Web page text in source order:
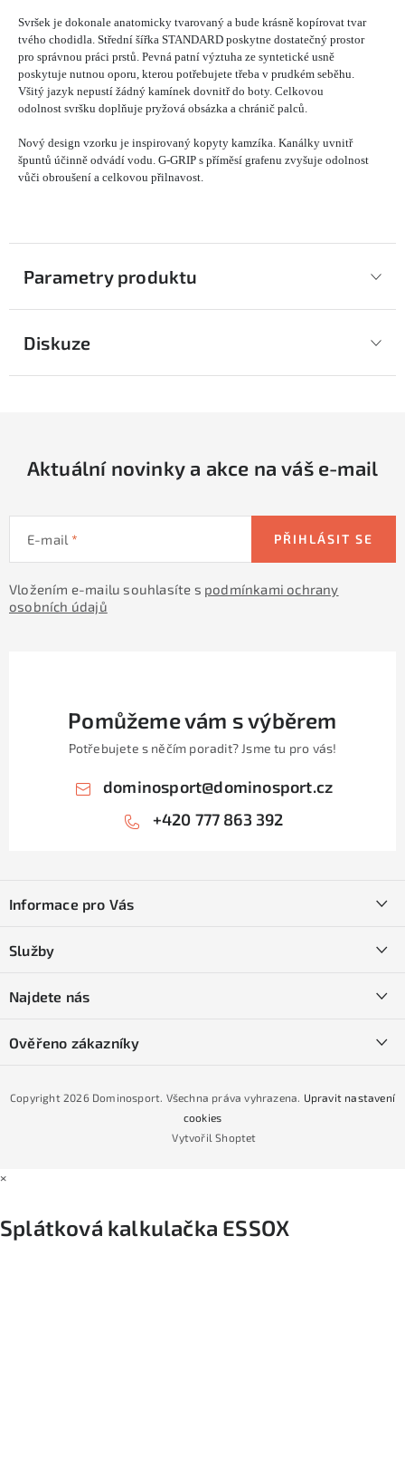
Svršek je dokonale anatomicky tvarovaný a bude krásně kopírovat tvar
tvého chodidla. Střední šířka STANDARD poskytne dostatečný prostor
pro správnou práci prstů. Pevná patní výztuha ze syntetické usně
poskytuje nutnou oporu, kterou potřebujete třeba v prudkém seběhu.
Všitý jazyk nepustí žádný kamínek dovnitř do boty. Celkovou
odolnost svršku doplňuje pryžová obsázka a chránič palců.
Nový design vzorku je inspirovaný kopyty kamzíka. Kanálky uvnitř
špuntů účinně odvádí vodu. G-GRIP s příměsí grafenu zvyšuje odolnost
vůči obroušení a celkovou přilnavost.
Parametry produktu
Diskuze
Aktuální novinky a akce na váš e-mail
E-mail
Vložením e-mailu souhlasíte s podmínkami ochrany
osobních údajů
PŘIHLÁSIT SE
Pomůžeme vám s výběrem
Potřebujete s něčím poradit? Jsme tu pro vás!
dominosport@dominosport.cz
+420 777 863 392
pInformace pro Vás
Obchodní podmínky
Podmínky GDPR
Podmínky nákupu na splátky ESSOX
Služby
Naše prodejna
Najdete nás
Ověřeno zákazníky
Vytvořil Shoptet
Copyright 2026 Dominosport. Všechna práva vyhrazena. Upravit nastavení
cookies
×
Splátková kalkulačka ESSOX